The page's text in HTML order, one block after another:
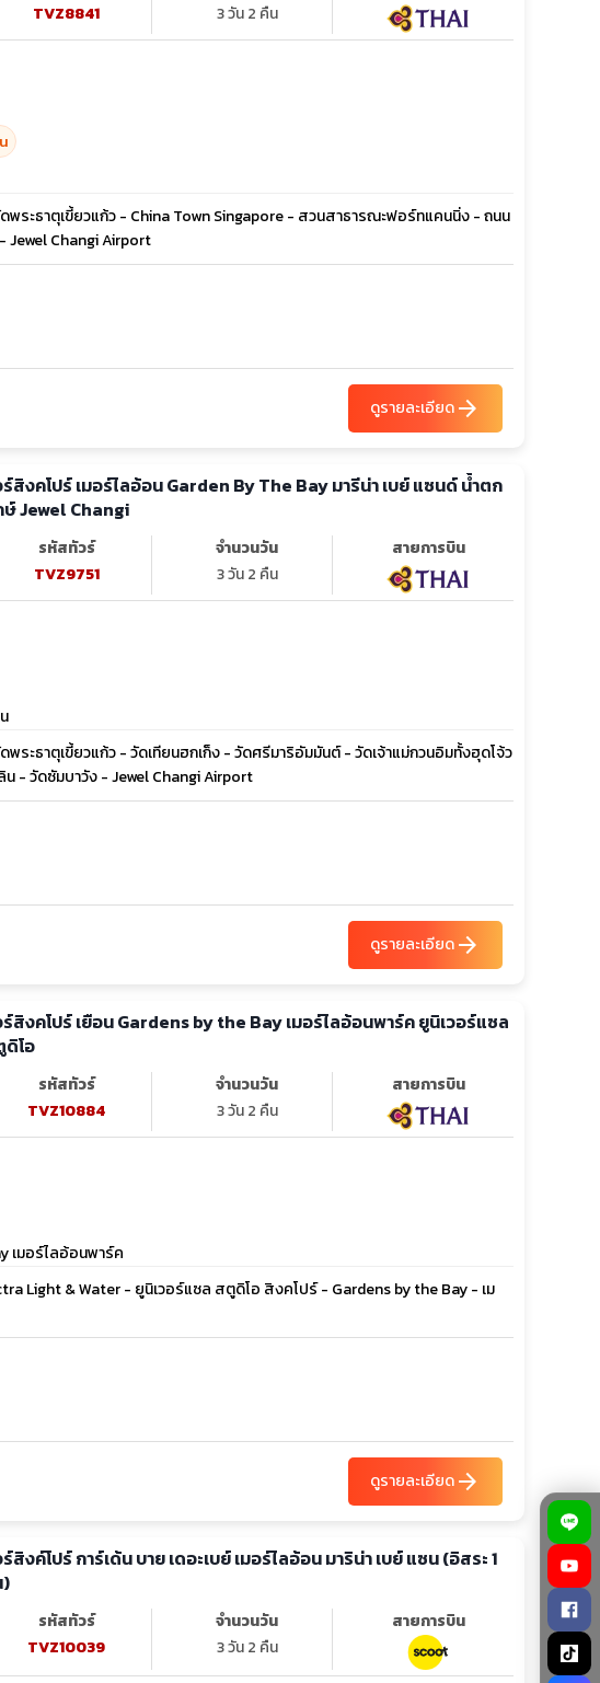
TVZ8841
3 วัน 2 คืน
พระธาตุเขี้ยวแก้ว - China Town Singapore - สวนสาธารณะฟอร์ทแคนนิ่ง - ถนน
Changi Airport
ดูรายละเอียดarrow_forward
งคโปร์ เมอร์ไลอ้อน Garden By The Bay มารีน่า เบย์ แซนด์ น้ำตก
Jewel Changi
รหัสทัวร์
TVZ9751
จำนวนวัน
3 วัน 2 คืน
สายการบิน
ระธาตุเขี้ยวแก้ว - วัดเทียนฮกเก็ง - วัดศรีมาริอัมมันต์ - วัดเจ้าแม่กวนอิมทั้งฮุดโจ้ว
- วัดซัมบาวัง - Jewel Changi Airport
ดูรายละเอียดarrow_forward
Gardens by the Bay เมอร์ไลอ้อนพาร์ค ยูนิเวอร์แซล
โอ
รหัสทัวร์
TVZ10884
จำนวนวัน
3 วัน 2 คืน
สายการบิน
เมอร์ไลอ้อนพาร์ค
Light & Water - ยูนิเวอร์แซล สตูดิโอ สิงคโปร์ - Gardens by the Bay - เม
ดูรายละเอียดarrow_forward
สิงค์โปร์ การ์เด้น บาย เดอะเบย์ เมอร์ไลอ้อน มาริน่า เบย์ แซน (อิสระ 1
รหัสทัวร์
TVZ10039
จำนวนวัน
3 วัน 2 คืน
สายการบิน